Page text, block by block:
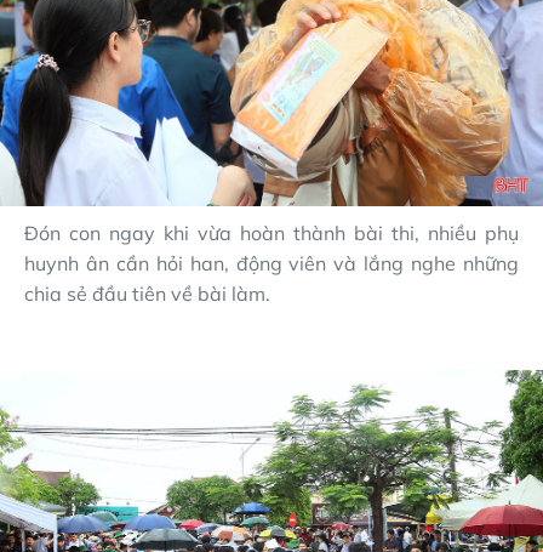
Đón con ngay khi vừa hoàn thành bài thi, nhiều phụ
huynh ân cần hỏi han, động viên và lắng nghe những
chia sẻ đầu tiên về bài làm.